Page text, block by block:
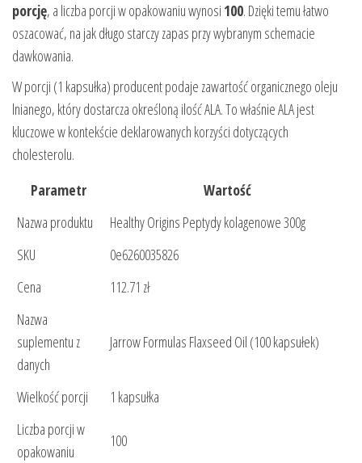
porcję, a liczba porcji w opakowaniu wynosi 100. Dzięki temu łatwo
oszacować, na jak długo starczy zapas przy wybranym schemacie
dawkowania.
W porcji (1 kapsułka) producent podaje zawartość organicznego oleju
lnianego, który dostarcza określoną ilość ALA. To właśnie ALA jest
kluczowe w kontekście deklarowanych korzyści dotyczących
cholesterolu.
Parametr
Wartość
Nazwa produktu
Healthy Origins Peptydy kolagenowe 300g
SKU
0e6260035826
Cena
112.71 zł
Nazwa
suplementu z
danych
Jarrow Formulas Flaxseed Oil (100 kapsułek)
Wielkość porcji
1 kapsułka
Liczba porcji w
opakowaniu
100